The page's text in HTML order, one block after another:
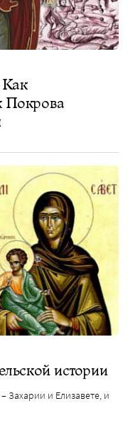
Покрова
истории
Захарии и Елизавете, и